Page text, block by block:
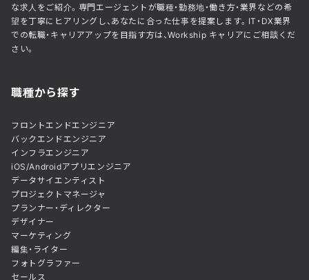
な求人をご紹介。専門エージェントが職種・勤務地・働き方・業界などの希
望を丁寧にヒアリングし、あなたに合った仕事を提案します。IT・DX業界
での転職・キャリアアップを目指す方は、Workship キャリアにご相談くだ
さい。
職種から探す
フロントエンドエンジニア
バックエンドエンジニア
インフラエンジニア
iOS/Androidアプリエンジニア
データサイエンティスト
プロジェクトマネージャ
プランナー・ディレクター
デザイナー
マーケティング
編集・ライター
フォトグラファー
セールス